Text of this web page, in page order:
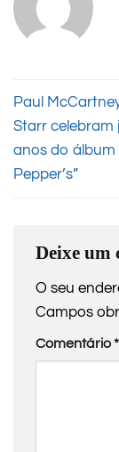
Paul
Starr celebram
anos do álbum
Pepper’s”
Deixe um
O seu
Campos
Comentário*